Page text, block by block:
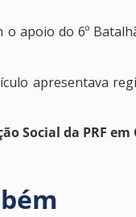
apoio do 6º
apresentava
Social da PRF em